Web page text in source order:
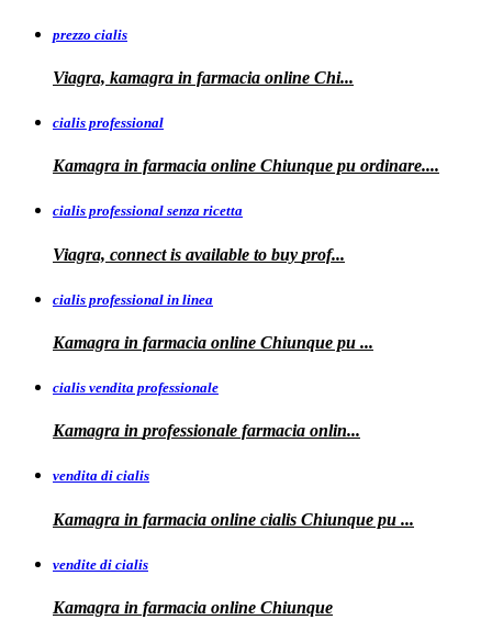
prezzo cialis
Viagra, kamagra in farmacia online Chi...
cialis professional
Kamagra in farmacia online Chiunque pu ordinare....
cialis professional senza ricetta
Viagra, connect is available to buy prof...
cialis professional in linea
Kamagra in farmacia online Chiunque pu ...
cialis vendita professionale
Kamagra in professionale farmacia onlin...
vendita di cialis
Kamagra in farmacia online cialis Chiunque pu ...
vendite di cialis
Kamagra in farmacia online Chiunque